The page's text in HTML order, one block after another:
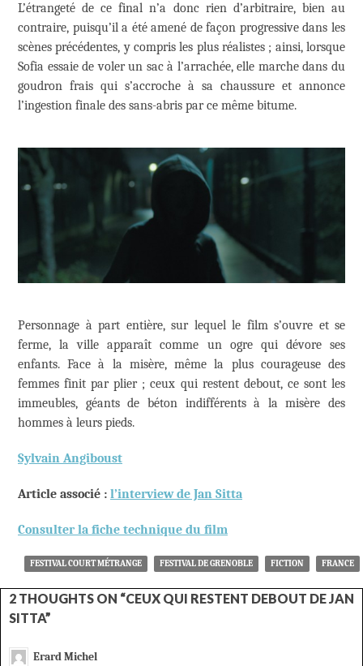
L’étrangeté de ce final n’a donc rien d’arbitraire, bien au
contraire, puisqu’il a été amené de façon progressive dans les
scènes précédentes, y compris les plus réalistes ; ainsi, lorsque
Sofia essaie de voler un sac à l’arrachée, elle marche dans du
goudron frais qui s’accroche à sa chaussure et annonce
l’ingestion finale des sans-abris par ce même bitume.
Personnage à part entière, sur lequel le film s’ouvre et se
ferme, la ville apparaît comme un ogre qui dévore ses
enfants. Face à la misère, même la plus courageuse des
femmes finit par plier ; ceux qui restent debout, ce sont les
immeubles, géants de béton indifférents à la misère des
hommes à leurs pieds.
Sylvain Angiboust
Article associé : l’interview de Jan Sitta
Consulter la fiche technique du film
FESTIVAL COURT MÉTRANGE FESTIVAL DE GRENOBLE FICTION FRANCE
2 THOUGHTS ON “CEUX QUI RESTENT DEBOUT DE JAN
SITTA”
Erard Michel